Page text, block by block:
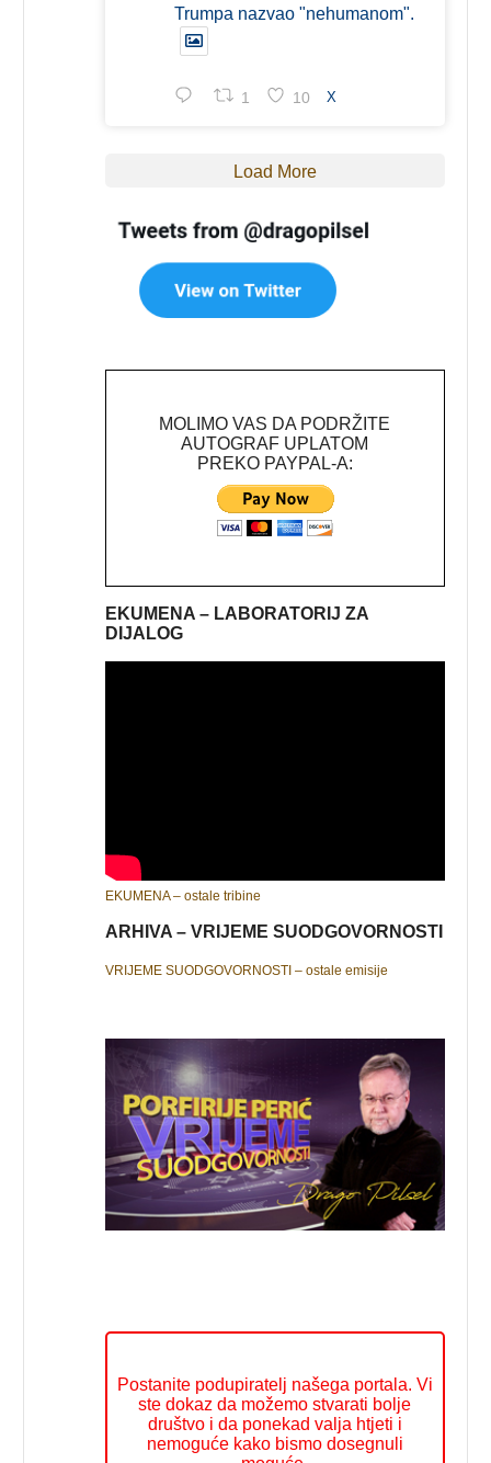
Trumpa nazvao "nehumanom".
1 10 X
Load More
MOLIMO VAS DA PODRŽITE
AUTOGRAF UPLATOM
PREKO PAYPAL-A:
EKUMENA – LABORATORIJ ZA
DIJALOG
EKUMENA – ostale tribine
ARHIVA – VRIJEME SUODGOVORNOSTI
VRIJEME SUODGOVORNOSTI – ostale emisije
Postanite podupiratelj našega portala. Vi
ste dokaz da možemo stvarati bolje
društvo i da ponekad valja htjeti i
nemoguće kako bismo dosegnuli